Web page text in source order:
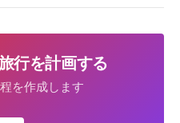
行を計画する
を作成します